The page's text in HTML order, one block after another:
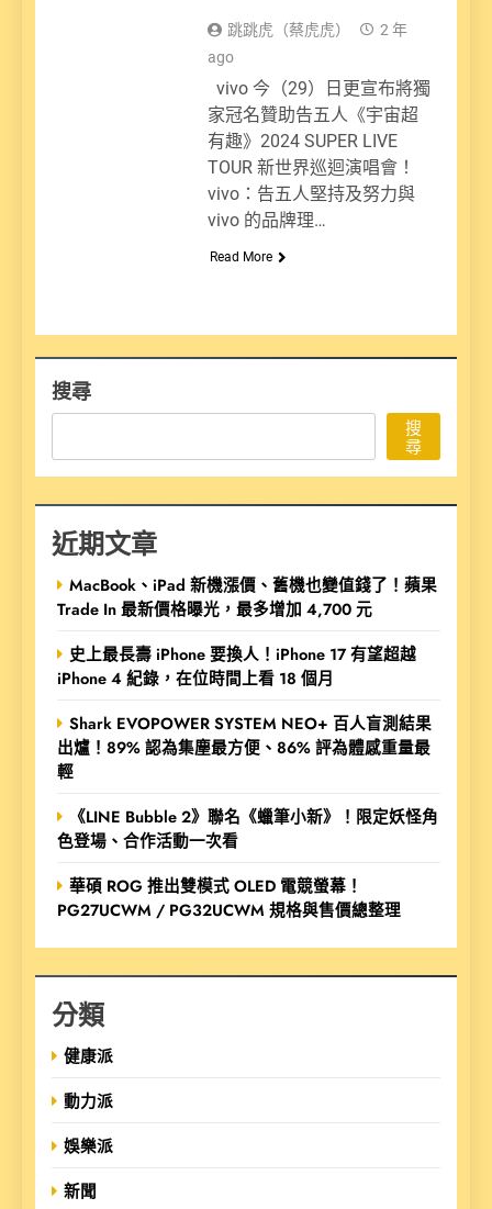
跳跳虎（蔡虎虎）
2 年
ago
vivo 今（29）日更宣布將獨
家冠名贊助告五人《宇宙超
有趣》2024 SUPER LIVE
TOUR 新世界巡迴演唱會！
vivo：告五人堅持及努力與
vivo 的品牌理…
Read More
搜尋
搜
尋
近期文章
MacBook、iPad 新機漲價、舊機也變值錢了！蘋果
Trade In 最新價格曝光，最多增加 4,700 元
史上最長壽 iPhone 要換人！iPhone 17 有望超越
iPhone 4 紀錄，在位時間上看 18 個月
Shark EVOPOWER SYSTEM NEO+ 百人盲測結果
出爐！89% 認為集塵最方便、86% 評為體感重量最
輕
《LINE Bubble 2》聯名《蠟筆小新》！限定妖怪角
色登場、合作活動一次看
華碩 ROG 推出雙模式 OLED 電競螢幕！
PG27UCWM / PG32UCWM 規格與售價總整理
分類
健康派
動力派
娛樂派
新聞